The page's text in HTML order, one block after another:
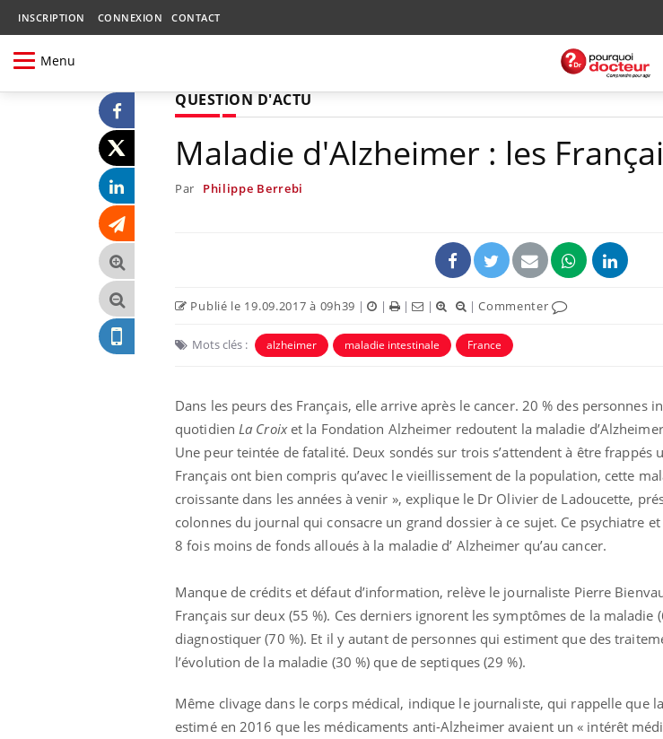
INSCRIPTION CONNEXION CONTACT
Menu
QUESTION D'ACTU
Maladie d'Alzheimer : les
Par Philippe Berrebi
Publié le 19.09.2017 à 09h39 | | | | |Commenter
Mots clés : alzheimer maladie intestinale France
Dans les peurs des Français, elle arrive après le cancer. 20 % des personnes
quotidien La Croixet la Fondation Alzheimer redoutent la maladie
Une peur teintée de fatalité. Deux sondés sur trois s’attendent à être frappés
Français ont bien compris qu’avec le vieillissement de la population, cette
croissante dans les années à venir », explique le Dr Olivier de Ladoucette,
colonnes du journal qui consacre un grand dossier à ce sujet. Ce psychiatre
8 fois moins de fonds alloués à la maladie d’ Alzheimer qu’au cancer.
Manque de crédits et défaut d’information, relève le journaliste Pierre
Français sur deux (55 %). Ces derniers ignorent les symptômes de la maladie
diagnostiquer (70 %). Et il y autant de personnes qui estiment que des
l’évolution de la maladie (30 %) que de septiques (29 %).
Même clivage dans le corps médical, indique le journaliste, qui rappelle que
estimé en 2016 que les médicaments anti-Alzheimer avaient un « intérêt
Les crises d’angoisse
peuvent-elles survenir
sans raison apparente ?
normal ou signe d’une
maladie ?
Et si les caries pouvaient
bientôt disparaître sans